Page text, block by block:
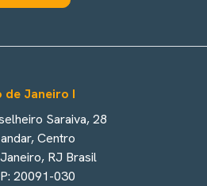
de Janeiro I
Saraiva, 28
Centro
RJ Brasil
20091-030